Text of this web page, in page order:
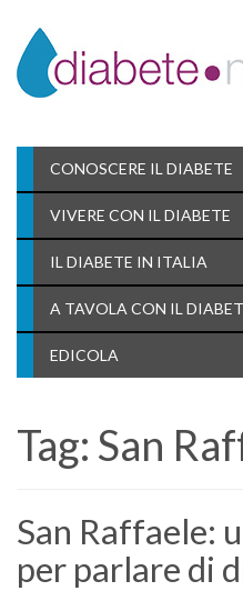
CONOSCERE IL DIABETE
VIVERE CON IL DIABETE
IL DIABETE IN ITALIA
A TAVOLA CON IL
EDICOLA
Tag: San
San Raffaele:
per parlare di